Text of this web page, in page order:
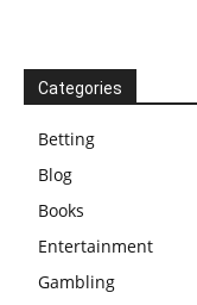
Categories
Betting
Blog
Books
Entertainment
Gambling